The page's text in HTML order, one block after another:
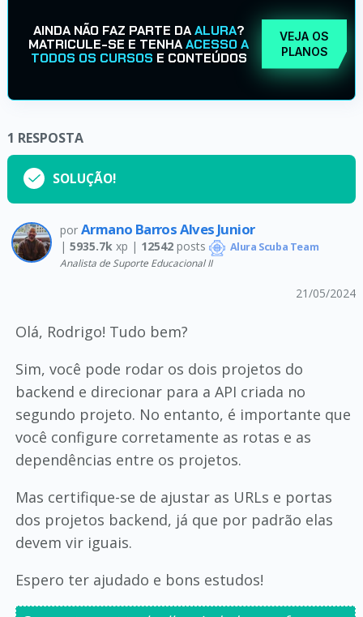
AINDA NÃO FAZ PARTE DAALURA?
MATRICULE-SE E TENHAACESSO A
TODOS OS CURSOS E CONTEÚDOS
VEJA OS
PLANOS
1 RESPOSTA
SOLUÇÃO!
por Armano Barros Alves Junior
| 5935.7kxp | 12542posts Alura Scuba Team
Analista de Suporte Educacional II
21/05/2024
Olá, Rodrigo! Tudo bem?
Sim, você pode rodar os dois projetos do
backend e direcionar para a API criada no
segundo projeto. No entanto, é importante que
você configure corretamente as rotas e as
dependências entre os projetos.
Mas certifique-se de ajustar as URLs e portas
dos projetos backend, já que por padrão elas
devem vir iguais.
Espero ter ajudado e bons estudos!